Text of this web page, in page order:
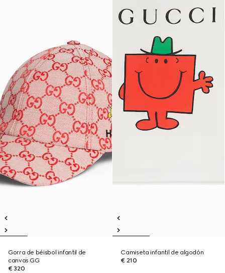
Gorra de béisbol infantil de
canvas GG
€ 320
Camiseta infantil de algodón
€ 210